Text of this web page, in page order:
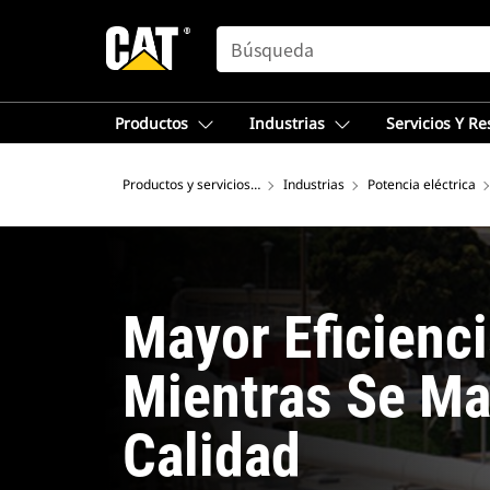
SEARCH
Productos Industrias Servicios Y
Productos y servicios – Norteamérica
Industrias Potencia eléctrica
Mayor
Mientras Se
Calidad